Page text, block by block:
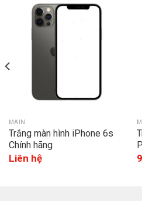
MAIN
Trắng màn hình iPhone 6s
Chính hãng
Liên hệ